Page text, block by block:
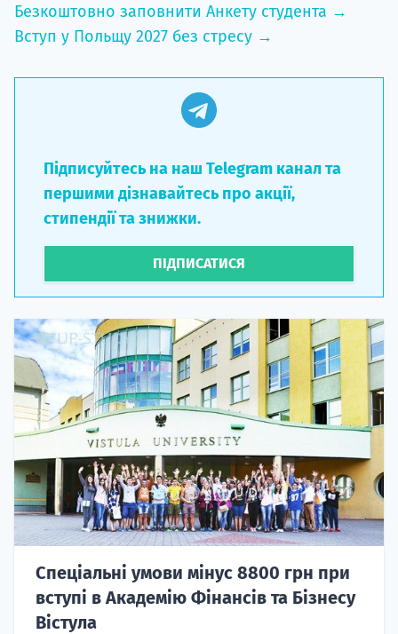
Безкоштовно заповнити Анкету студента →
Вступ у Польщу 2027 без стресу →
Підписуйтесь на наш Telegram канал та
першими дізнавайтесь про акції,
стипендії та знижки.
ПІДПИСАТИСЯ
Спеціальні умови мінус 8800 грн при
вступі в Академію Фінансів та Бізнесу
Вістула